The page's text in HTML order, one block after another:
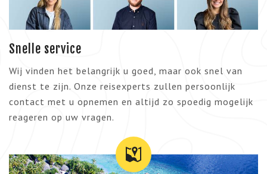
Snelle service
Wij vinden het belangrijk u goed, maar ook snel van
dienst te zijn. Onze reisexperts zullen persoonlijk
contact met u opnemen en altijd zo spoedig mogelijk
reageren op uw vragen.